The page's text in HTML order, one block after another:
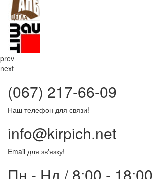
prev
next
(067) 217-66-09
Наш телефон для связи!
info@kirpich.net
Email для зв'язку!
Пн - Нд / 8:00 - 18:00